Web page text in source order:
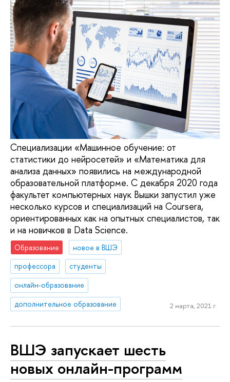
Специализации «Машинное обучение: от
статистики до нейросетей» и «Математика для
анализа данных» появились на международной
образовательной платформе. С декабря 2020 года
факультет компьютерных наук Вышки запустил уже
несколько курсов и специализаций на Coursera,
ориентированных как на опытных специалистов, так
и на новичков в Data Science.
Образование
новое в ВШЭ
профессора
студенты
онлайн-образование
дополнительное образование
2 марта, 2021 г.
ВШЭ запускает шесть
новых онлайн-программ